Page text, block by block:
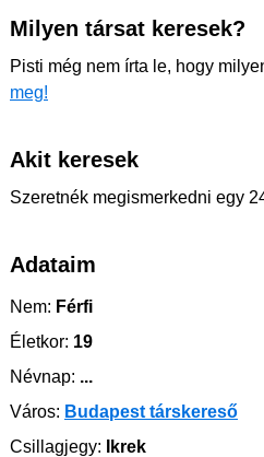
Milyen társat keresek?
Pisti még nem írta le, hogy
meg!
Akit keresek
Szeretnék megismerkedni egy
Adataim
Nem: Férfi
Életkor: 19
Névnap: ...
Város: Budapest társkereső
Csillagjegy: Ikrek